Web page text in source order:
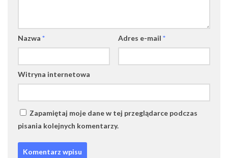
Nazwa * Adres e-mail *
Witryna internetowa
Zapamiętaj moje dane w tej przeglądarce podczas
pisania kolejnych komentarzy.